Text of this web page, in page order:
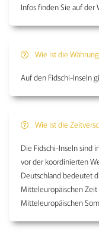
Infos finden Sie auf der
Wie ist die
Auf den Fidschi-Inseln
Wie ist die
Die Fidschi-Inseln sind
vor der koordinierten
Deutschland bedeutet
Mitteleuropäischen
Mitteleuropäischen